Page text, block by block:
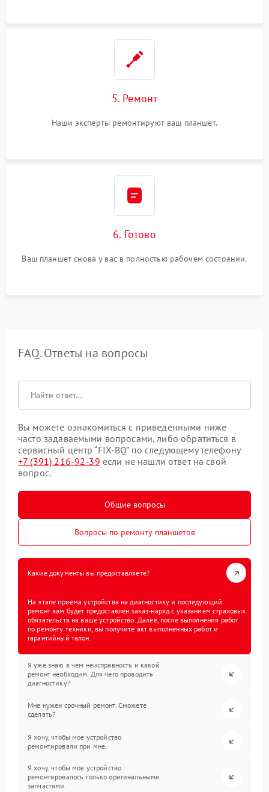
5. Ремонт
Наши эксперты ремонтируют ваш планшет.
6. Готово
Ваш планшет снова у вас в полностью рабочем состоянии.
FAQ. Ответы на вопросы
Вы можете ознакомиться с приведенными ниже
часто задаваемыми вопросами, либо обратиться в
сервисный центр “FIX-BQ” по следующему телефону
+7 (391) 216-92-39 если не нашли ответ на свой
вопрос.
Общие вопросы
Вопросы по ремонту планшетов
Какие документы вы предоставляете?
На этапе приема устройства на диагностику и последующий
ремонт вам будет предоставлен заказ-наряд с указанием страховых
обязательств на ваше устройство. Далее, после выполнения работ
по ремонту техники, вы получите акт выполненных работ и
гарантийный талон.
Я уже знаю в чем неисправность и какой
ремонт необходим. Для чего проводить
диагностику?
Мне нужен срочный ремонт. Сможете
сделать?
Я хочу, чтобы мое устройство
ремонтировали при мне.
Я хочу, чтобы мое устройство
ремонтировалось только оригинальными
запчастями.